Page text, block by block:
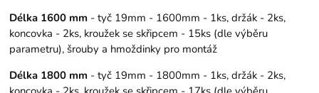
Délka 1600 mm - tyč 19mm - 1600mm - 1ks, držák - 2ks,
koncovka - 2ks, kroužek se skřipcem - 15ks (dle výběru
parametru), šrouby a hmoždinky pro montáž
Délka 1800 mm - tyč 19mm - 1800mm - 1ks, držák - 2ks,